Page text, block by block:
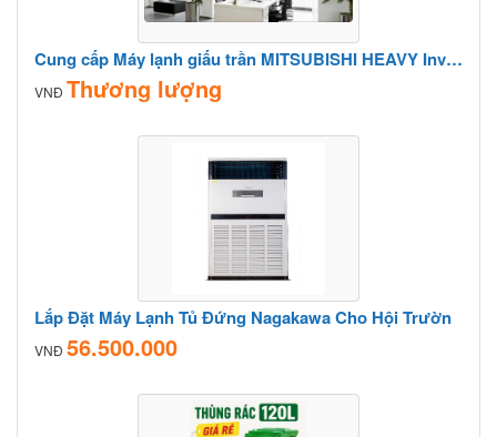
Cung cấp Máy lạnh giấu trần MITSUBISHI HEAVY Inverter chính hãng sỉ lẻ với giá gốc
VNĐ Thương lượng
Lắp Đặt Máy Lạnh Tủ Đứng Nagakawa Cho Hội Trườn
VNĐ 56.500.000